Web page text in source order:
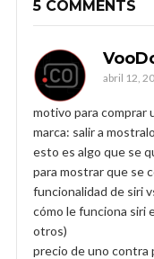
5 COMMENTS
abril 12,
motivo para comprar
marca: salir a mostralo
esto es algo que se
para mostrar que se
funcionalidad de siri
cómo le funciona siri
otros)
precio de uno contra